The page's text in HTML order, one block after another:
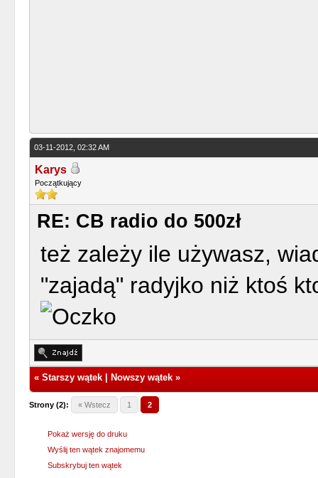
03-11-2012, 02:32 AM
Karys
Początkujący
RE: CB radio do 500zł
też zależy ile używasz,
"zajadą" radyjko niż ktoś
« Starszy wątek Nowszy wątek »
Strony (2): « Wstecz 1 2
Pokaż wersję do druku
Wyślij ten wątek znajomemu
Subskrybuj ten wątek